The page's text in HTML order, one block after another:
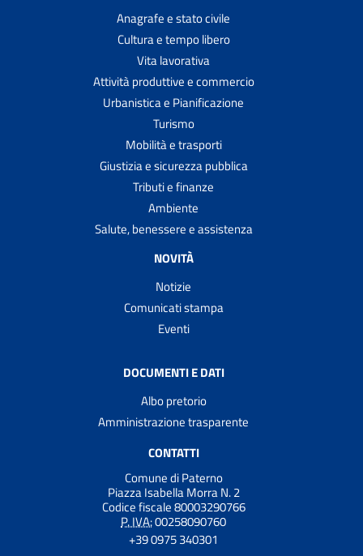
Anagrafe e stato civile
Cultura e tempo libero
Vita lavorativa
Attività produttive e commercio
Urbanistica e Pianificazione
Turismo
Mobilità e trasporti
Giustizia e sicurezza pubblica
Tributi e finanze
Ambiente
Salute, benessere e assistenza
NOVITÀ
Notizie
Comunicati stampa
Eventi
DOCUMENTI E DATI
Albo pretorio
Amministrazione trasparente
CONTATTI
Comune di Paterno
Piazza Isabella Morra N. 2
Codice fiscale 80003290766
P. IVA:00258090760
+39 0975 340301